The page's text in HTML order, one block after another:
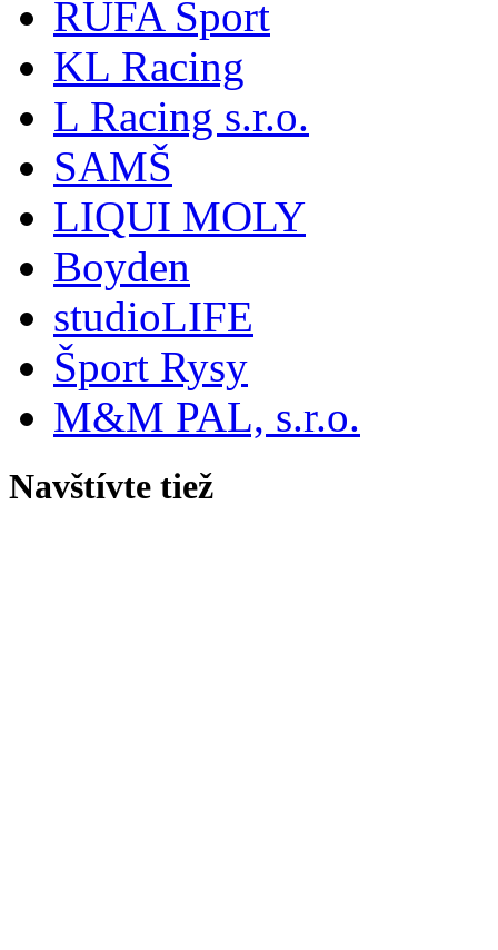
RUFA Sport
KL Racing
L Racing s.r.o.
SAMŠ
LIQUI MOLY
Boyden
studioLIFE
Šport Rysy
M&M PAL, s.r.o.
Navštívte tiež